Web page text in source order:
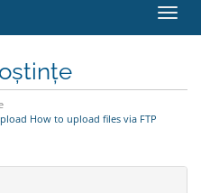
How to upload files via FTP